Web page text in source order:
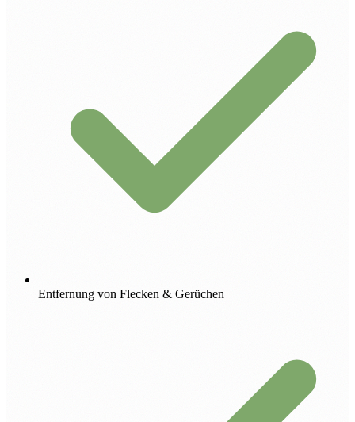
Entfernung von Flecken & Gerüchen